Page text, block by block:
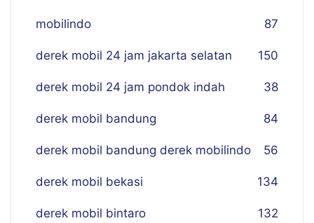
mobilindo 87
derek mobil 24 jam jakarta selatan 150
derek mobil 24 jam pondok indah 38
derek mobil bandung 84
derek mobil bandung derek mobilindo 56
derek mobil bekasi 134
derek mobil bintaro 132